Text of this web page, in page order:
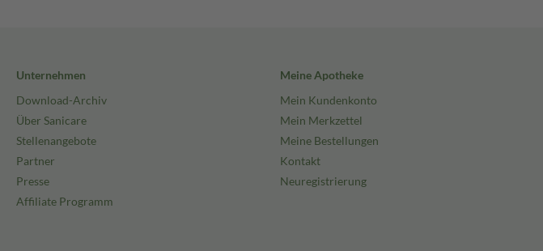
Unternehmen
Download-Archiv
Über Sanicare
Stellenangebote
Partner
Presse
Affiliate Programm
Meine Apotheke
Mein Kundenkonto
Mein Merkzettel
Meine Bestellungen
Kontakt
Neuregistrierung